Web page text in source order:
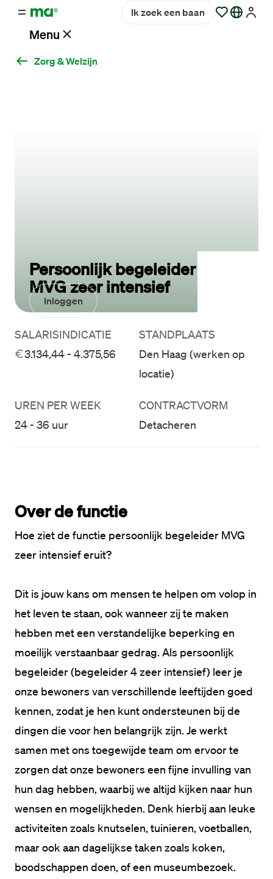
Menu
Inloggen
Ik zoek een baan
Zorg & Welzijn
Persoonlijk begeleider
MVG zeer intensief
SALARISINDICATIE
3.134,44 - 4.375,56
STANDPLAATS
Den Haag (werken op
locatie)
UREN PER WEEK
24 - 36 uur
CONTRACTVORM
Detacheren
Over de functie
Hoe ziet de functie persoonlijk begeleider MVG
zeer intensief eruit?
Dit is jouw kans om mensen te helpen om volop in
het leven te staan, ook wanneer zij te maken
hebben met een verstandelijke beperking en
moeilijk verstaanbaar gedrag. Als persoonlijk
begeleider (begeleider 4 zeer intensief) leer je
onze bewoners van verschillende leeftijden goed
kennen, zodat je hen kunt ondersteunen bij de
dingen die voor hen belangrijk zijn. Je werkt
samen met ons toegewijde team om ervoor te
zorgen dat onze bewoners een fijne invulling van
hun dag hebben, waarbij we altijd kijken naar hun
wensen en mogelijkheden. Denk hierbij aan leuke
activiteiten zoals knutselen, tuinieren, voetballen,
maar ook aan dagelijkse taken zoals koken,